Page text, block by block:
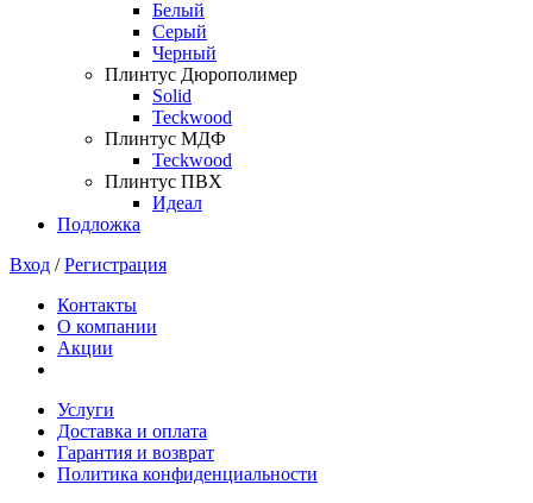
Белый
Серый
Черный
Плинтус Дюрополимер
Solid
Teckwood
Плинтус МДФ
Teckwood
Плинтус ПВХ
Идеал
Подложка
Вход /Регистрация
Контакты
О компании
Акции
Услуги
Доставка и оплата
Гарантия и возврат
Политика конфиденциальности